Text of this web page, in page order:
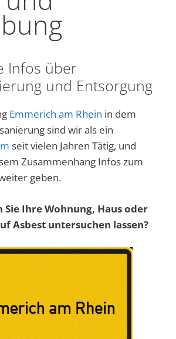
Infos über
und Entsorgung
Emmerich am Rhein in dem
sind wir als ein
seit vielen Jahren Tätig, und
Zusammenhang Infos zum
geben.
Ihre Wohnung, Haus oder
Asbest untersuchen lassen?